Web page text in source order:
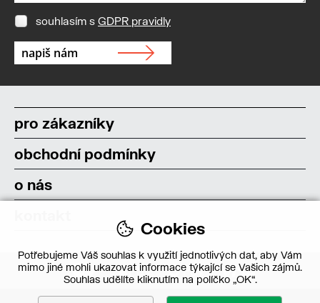
souhlasím s GDPR pravidly
pro zákazníky
obchodní podmínky
o nás
Cookies
Potřebujeme Váš souhlas k využití jednotlivých dat, aby Vám
mimo jiné mohli ukazovat informace týkající se Vašich zájmů.
Souhlas udělíte kliknutím na políčko „OK“.